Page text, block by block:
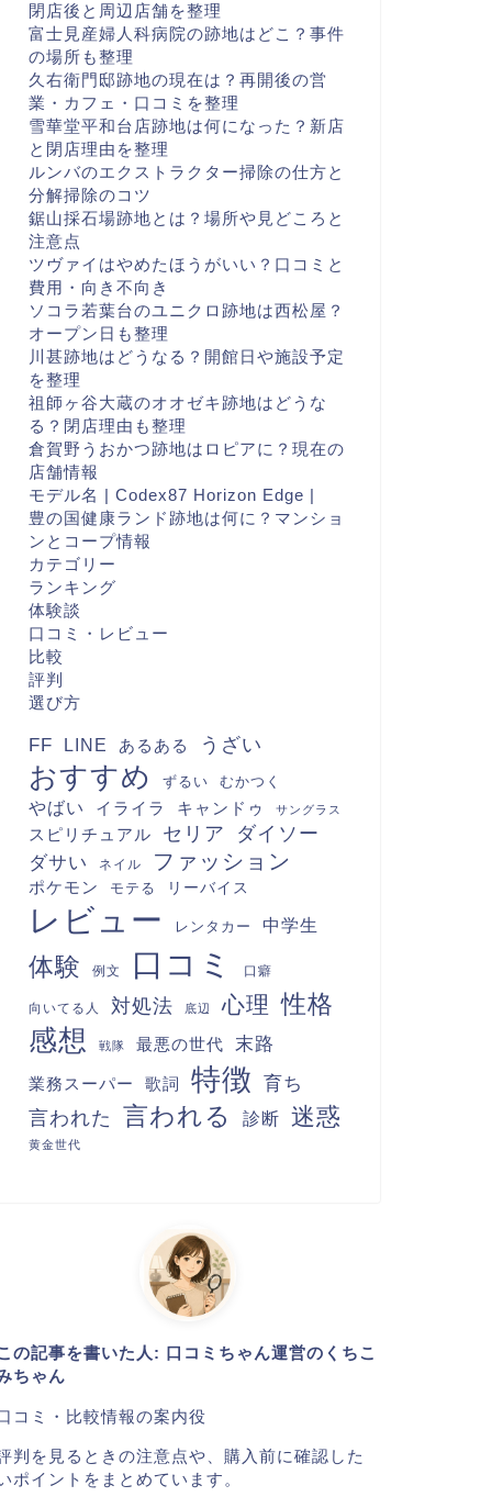
閉店後と周辺店舗を整理
富士見産婦人科病院の跡地はどこ？事件
の場所も整理
久右衛門邸跡地の現在は？再開後の営
業・カフェ・口コミを整理
雪華堂平和台店跡地は何になった？新店
と閉店理由を整理
ルンバのエクストラクター掃除の仕方と
分解掃除のコツ
鋸山採石場跡地とは？場所や見どころと
注意点
ツヴァイはやめたほうがいい？口コミと
費用・向き不向き
ソコラ若葉台のユニクロ跡地は西松屋？
オープン日も整理
川甚跡地はどうなる？開館日や施設予定
を整理
祖師ヶ谷大蔵のオオゼキ跡地はどうな
る？閉店理由も整理
倉賀野うおかつ跡地はロピアに？現在の
店舗情報
モデル名 | Codex87 Horizon Edge |
豊の国健康ランド跡地は何に？マンショ
ンとコープ情報
カテゴリー
ランキング
体験談
口コミ・レビュー
比較
評判
選び方
FF LINE あるある うざい
おすすめ ずるい むかつく
やばい イライラ キャンドゥ サングラス
スピリチュアル セリア
ダイソー
ダサい
ネイル ファッション
ポケモン モテる リーバイス
レビュー レンタカー 中学生
体験 例文 口コミ 口癖
向いてる人 対処法 底辺 心理 性格
感想 戦隊 最悪の世代 末路
業務スーパー 歌詞 特徴 育ち
言われた 言われる 診断 迷惑
黄金世代
の記事を書いた人: 口コミちゃん運営のくちこ
ちゃん
コミ・比較情報の案内役
判を見るときの注意点や、購入前に確認した
ポイントをまとめています。